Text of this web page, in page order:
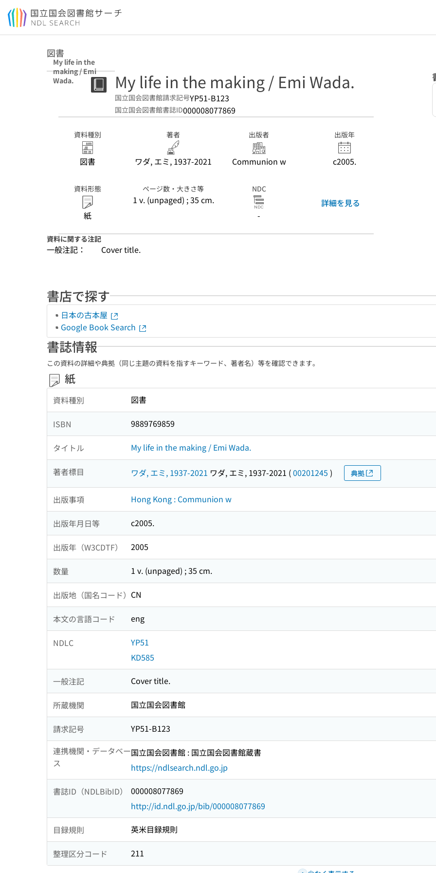
本文へ移動
図書
My life in the
making / Emi
Wada.
My life in the making / Emi Wada.
国立国会図書館請求記号YP51-B123
国立国会図書館書誌ID000008077869
資料種別
図書
著者
ワダ, エミ, 1937-2021
出版者
Communion w
出版年
c2005.
資料形態
紙
ページ数・大きさ等
1 v. (unpaged) ; 35 cm.
NDC
-
詳細を見る
資料に関する注記
一般注記： Cover title.
書店で探す
日本の古本屋
Google Book Search
書誌情報
この資料の詳細や典拠（同じ主題の資料を指すキーワード、著者名）等を確認できます。
紙
資料種別 図書
ISBN 9889769859
タイトル My life in the making / Emi Wada.
著者標目 ワダ, エミ, 1937-2021 ワダ, エミ, 1937-2021 (00201245 ) 典拠
出版事項 Hong Kong : Communion w
出版年月日等 c2005.
出版年（W3CDTF） 2005
数量 1 v. (unpaged) ; 35 cm.
出版地（国名コード） CN
本文の言語コード eng
NDLC
YP51
KD585
一般注記 Cover title.
所蔵機関 国立国会図書館
請求記号
YP51-B123
連携機関・データベー
ス
国立国会図書館 : 国立国会図書館蔵書
https://ndlsearch.ndl.go.jp
書誌ID（NDLBibID）
000008077869
http://id.ndl.go.jp/bib/000008077869
目録規則 英米目録規則
整理区分コード 211